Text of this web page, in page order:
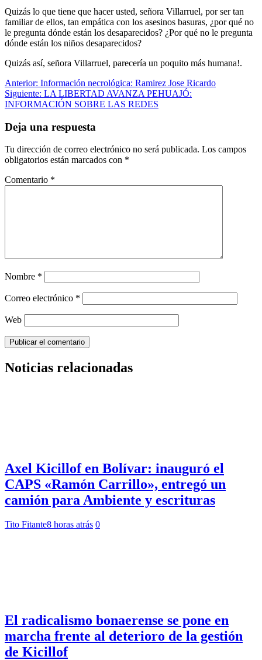
Quizás lo que tiene que hacer usted, señora Villarruel, por ser tan
familiar de ellos, tan empática con los asesinos basuras, ¿por qué no
le pregunta dónde están los desaparecidos? ¿Por qué no le pregunta
dónde están los niños desaparecidos?
Quizás así, señora Villarruel, parecería un poquito más humana!.
Navegación
de
Anterior: Información necrológica: Ramirez Jose Ricardo
Siguiente: LA LIBERTAD AVANZA PEHUAJÓ:
INFORMACIÓN SOBRE LAS REDES
Deja una respuesta
Tu dirección de correo electrónico no será publicada. Los campos
obligatorios están marcados con *
Comentario *
Nombre *
Correo electrónico *
Web
Noticias relacionadas
Axel Kicillof en Bolívar: inauguró el
CAPS «Ramón Carrillo», entregó un
camión para Ambiente y escrituras
Tito Fitante8 horas atrás 0
El radicalismo bonaerense se pone en
marcha frente al deterioro de la gestión
de Kicillof